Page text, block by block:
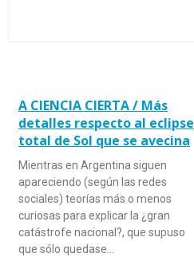
A CIENCIA CIERTA / Más
detalles respecto al eclipse
total de Sol que se avecina
Mientras en Argentina siguen
apareciendo (según las redes
sociales) teorías más o menos
curiosas para explicar la ¿gran
catástrofe nacional?, que supuso
que sólo quedase…